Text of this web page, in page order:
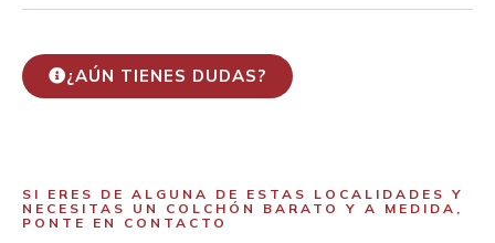
¿AÚN TIENES DUDAS?
SI ERES DE ALGUNA DE ESTAS LOCALIDADES Y
NECESITAS UN COLCHÓN BARATO Y A MEDIDA,
PONTE EN CONTACTO